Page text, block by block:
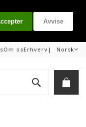
Avvise
Om osErhverv | Språk
Norsk
Min